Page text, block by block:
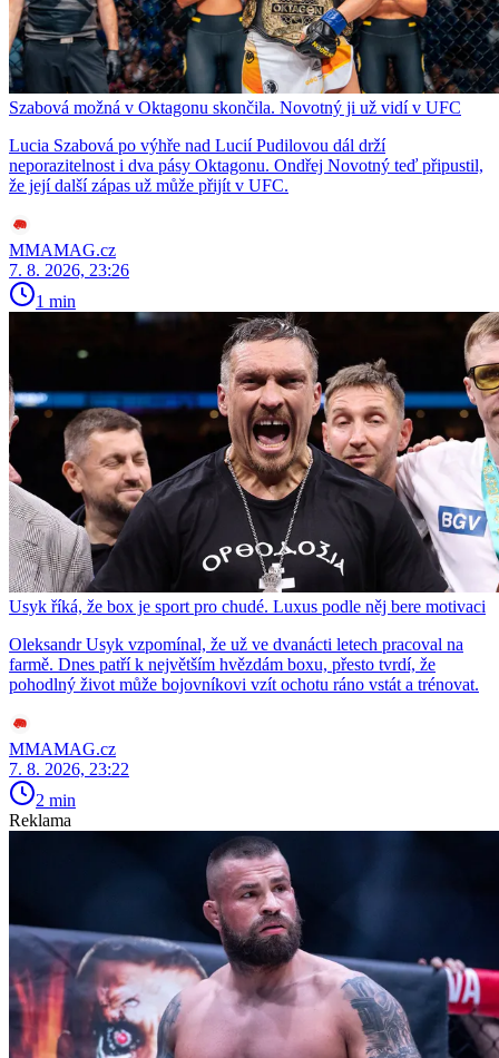
Szabová možná v Oktagonu skončila. Novotný ji už vidí v UFC
Lucia Szabová po výhře nad Lucií Pudilovou dál drží
neporazitelnost i dva pásy Oktagonu. Ondřej Novotný teď připustil,
že její další zápas už může přijít v UFC.
MMAMAG.cz
7. 8. 2026, 23:26
1 min
Usyk říká, že box je sport pro chudé. Luxus podle něj bere motivaci
Oleksandr Usyk vzpomínal, že už ve dvanácti letech pracoval na
farmě. Dnes patří k největším hvězdám boxu, přesto tvrdí, že
pohodlný život může bojovníkovi vzít ochotu ráno vstát a trénovat.
MMAMAG.cz
7. 8. 2026, 23:22
2 min
Reklama